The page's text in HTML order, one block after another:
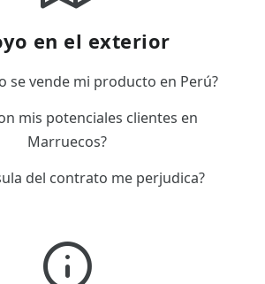
en el exterior
se vende mi producto en Perú?
mis potenciales clientes en
Marruecos?
del contrato me perjudica?